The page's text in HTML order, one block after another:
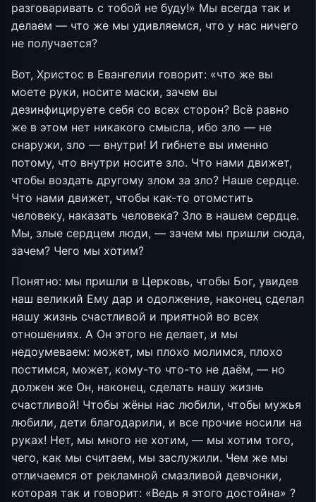
разговаривать с тобой не буду!» Мы всегда так и
делаем — что же мы удивляемся, что у нас ничего
не получается?
Вот, Христос в Евангелии говорит: «что же вы
моете руки, носите маски, зачем вы
дезинфицируете себя со всех сторон? Всё равно
же в этом нет никакого смысла, ибо зло — не
снаружи, зло — внутри! И гибнете вы именно
потому, что внутри носите зло. Что нами движет,
чтобы воздать другому злом за зло? Наше сердце.
Что нами движет, чтобы как-то отомстить
человеку, наказать человека? Зло в нашем сердце.
Мы, злые сердцем люди, — зачем мы пришли сюда,
зачем? Чего мы хотим?
Понятно: мы пришли в Церковь, чтобы Бог, увидев
наш великий Ему дар и одолжение, наконец сделал
нашу жизнь счастливой и приятной во всех
отношениях. А Он этого не делает, и мы
недоумеваем: может, мы плохо молимся, плохо
постимся, может, кому-то что-то не даём, — но
должен же Он, наконец, сделать нашу жизнь
счастливой! Чтобы жёны нас любили, чтобы мужья
любили, дети благодарили, и все прочие носили на
руках! Нет, мы много не хотим, — мы хотим того,
чего, как мы считаем, мы заслужили. Чем же мы
отличаемся от рекламной смазливой девчонки,
которая так и говорит: «Ведь я этого достойна» ?